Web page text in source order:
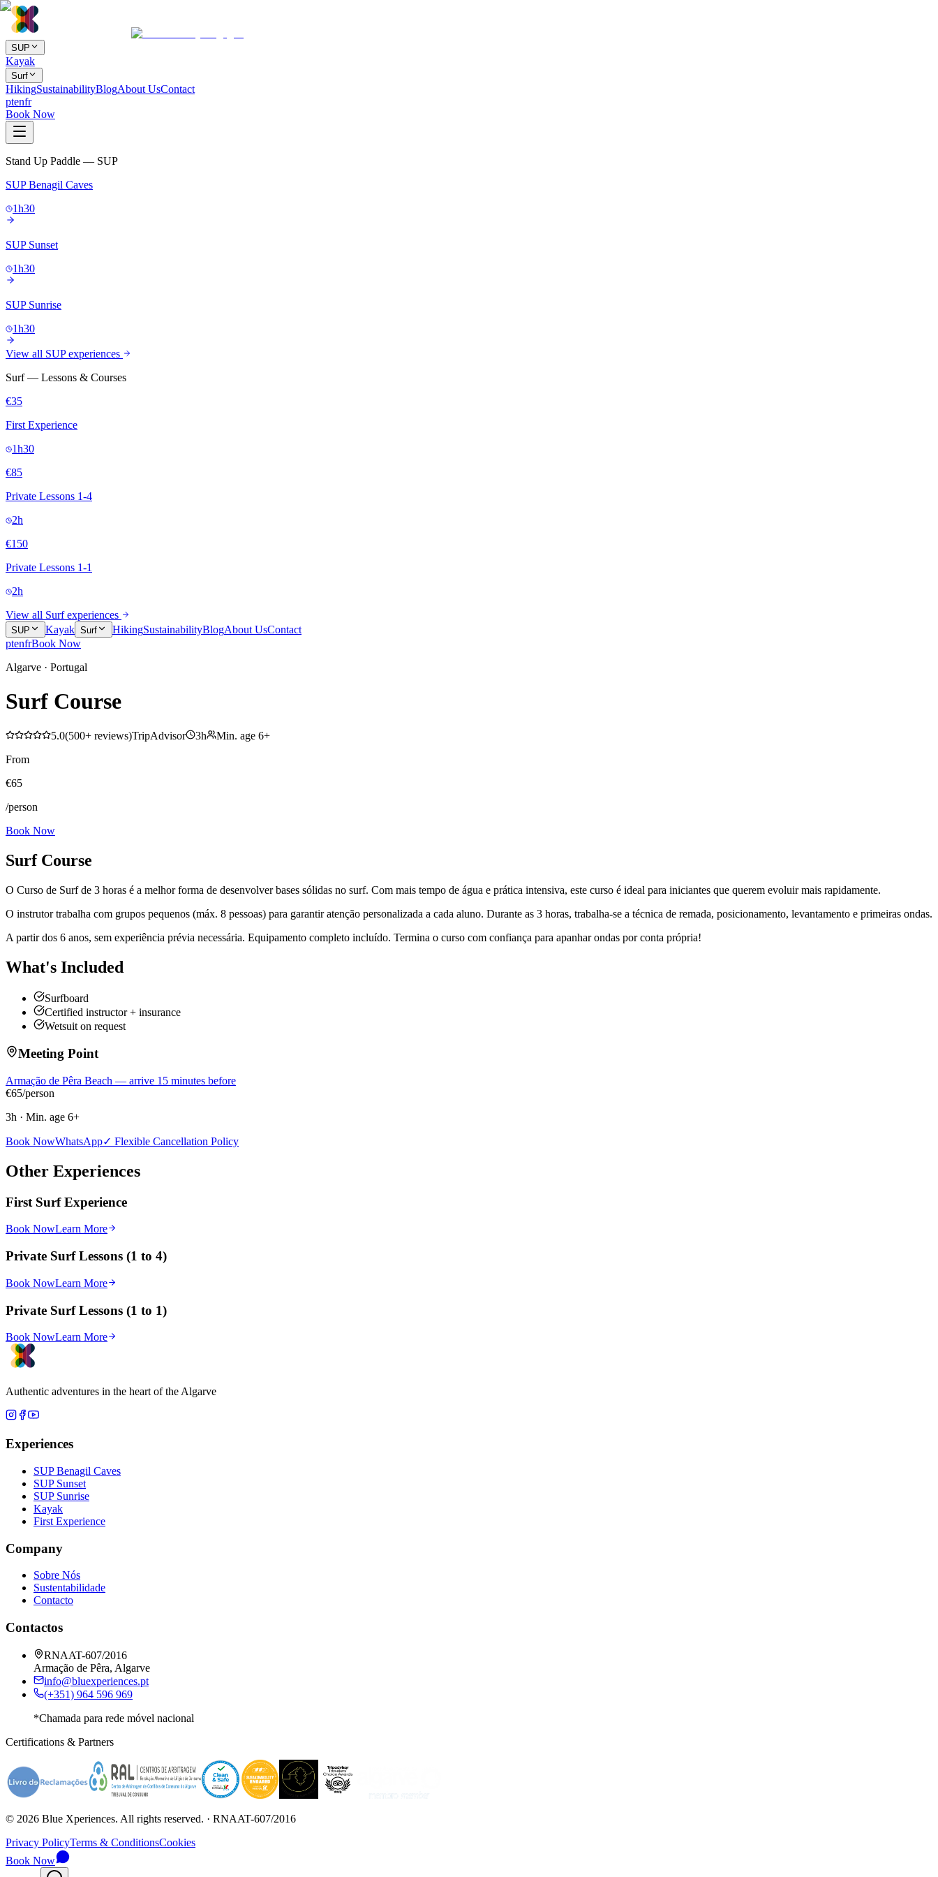
SUP
Kayak
Surf
HikingSustainabilityBlogAbout UsContact
ptenfr
Book Now
Stand Up Paddle — SUP
SUP Benagil Caves
1h30
SUP Sunset
1h30
SUP Sunrise
1h30
View all SUP experiences
Surf — Lessons & Courses
€35
First Experience
1h30
€85
Private Lessons 1-4
2h
€150
Private Lessons 1-1
2h
View all Surf experiences
SUP Kayak Surf HikingSustainabilityBlogAbout UsContact
ptenfrBook Now
Algarve · Portugal
Surf Course
5.0(500+ reviews)TripAdvisor 3h Min. age 6+
From
€65
/person
Book Now
Surf Course
O Curso de Surf de 3 horas é a melhor forma de desenvolver bases sólidas no surf. Com mais tempo de água e prática intensiva, este curso é ideal para iniciantes que querem evoluir mais rapidamente.
O instrutor trabalha com grupos pequenos (máx. 8 pessoas) para garantir atenção personalizada a cada aluno. Durante as 3 horas, trabalha-se a técnica de remada, posicionamento, levantamento e primeiras ondas.
A partir dos 6 anos, sem experiência prévia necessária. Equipamento completo incluído. Termina o curso com confiança para apanhar ondas por conta própria!
What's Included
Surfboard
Certified instructor + insurance
Wetsuit on request
Meeting Point
Armação de Pêra Beach — arrive 15 minutes before
€65/person
3h · Min. age 6+
Book NowWhatsApp✓ Flexible Cancellation Policy
Other Experiences
First Surf Experience
Book NowLearn More
Private Surf Lessons (1 to 4)
Book NowLearn More
Private Surf Lessons (1 to 1)
Book NowLearn More
Authentic adventures in the heart of the Algarve
Experiences
SUP Benagil Caves
SUP Sunset
SUP Sunrise
Kayak
First Experience
Company
Sobre Nós
Sustentabilidade
Contacto
Contactos
RNAAT-607/2016
Armação de Pêra, Algarve
info@bluexperiences.pt
(+351) 964 596 969
*Chamada para rede móvel nacional
Certifications & Partners
© 2026 Blue Xperiences. All rights reserved. · RNAAT-607/2016
Privacy PolicyTerms & ConditionsCookies
Book Now